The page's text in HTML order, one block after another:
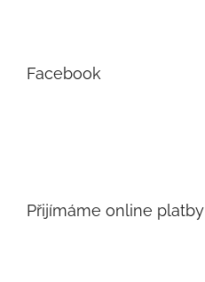
Facebook
Přijímáme online platby